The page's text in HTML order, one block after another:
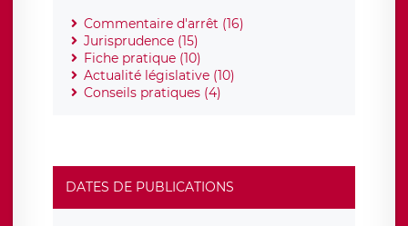
Commentaire d'arrêt (16)
Jurisprudence (15)
Fiche pratique (10)
Actualité législative (10)
Conseils pratiques (4)
DATES DE PUBLICATIONS